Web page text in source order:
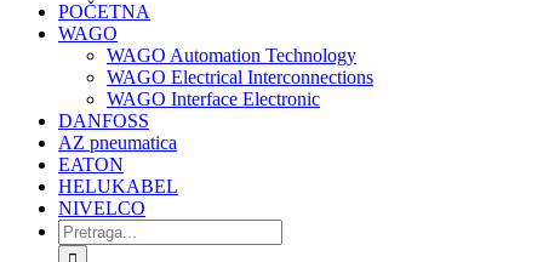
POČETNA
WAGO
WAGO Automation Technology
WAGO Electrical Interconnections
WAGO Interface Electronic
DANFOSS
AZ pneumatica
EATON
HELUKABEL
NIVELCO
Search
for: